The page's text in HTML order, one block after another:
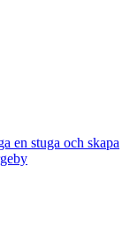
en stuga och skapa